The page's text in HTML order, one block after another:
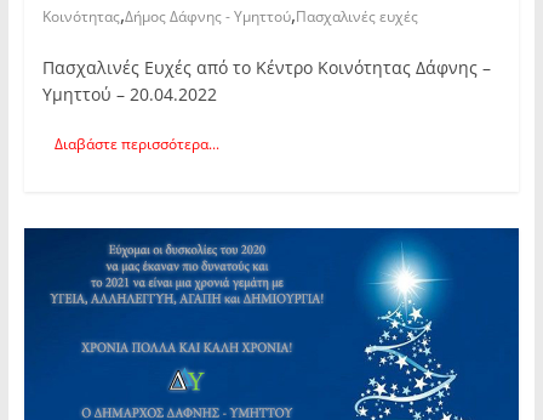
Κοινότητας,Δήμος Δάφνης - Υμηττού,Πασχαλινές ευχές
Πασχαλινές Ευχές από το Κέντρο Κοινότητας Δάφνης –
Υμηττού – 20.04.2022
Διαβάστε περισσότερα...